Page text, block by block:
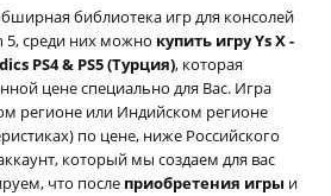
библиотека игр для консолей
5, среди них можно купить игру Ys X -
PS4 & PS5 (Турция), которая
цене специально для Вас. Игра
регионе или Индийском регионе
по цене, ниже Российского
который мы создаем для вас
что после приобретения игры и